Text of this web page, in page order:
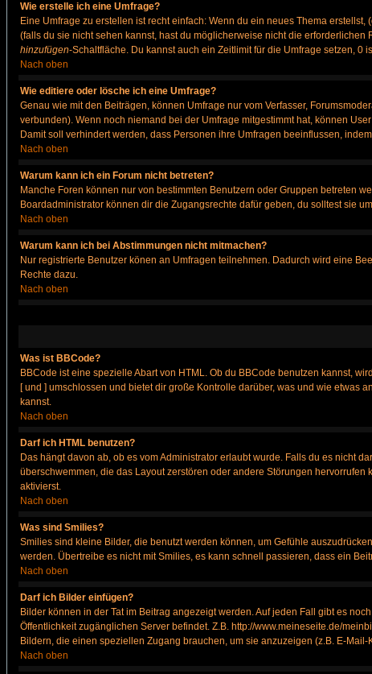
Wie erstelle ich eine Umfrage?
Eine Umfrage zu erstellen ist recht einfach: Wenn du ein neues Thema
(falls du sie nicht sehen kannst, hast du möglicherweise nicht die
hinzufügen-Schaltfläche. Du kannst auch ein Zeitlimit für die Umfrage setzen, 0
Nach oben
Wie editiere oder lösche ich eine Umfrage?
Genau wie mit den Beiträgen, können Umfrage nur vom Verfasser,
verbunden). Wenn noch niemand bei der Umfrage mitgestimmt hat, können
Damit soll verhindert werden, dass Personen ihre Umfragen beeinflussen,
Nach oben
Warum kann ich ein Forum nicht betreten?
Manche Foren können nur von bestimmten Benutzern oder Gruppen betreten
Boardadministrator können dir die Zugangsrechte dafür geben, du solltest sie
Nach oben
Warum kann ich bei Abstimmungen nicht mitmachen?
Nur registrierte Benutzer könen an Umfragen teilnehmen. Dadurch wird eine
Rechte dazu.
Nach oben
Was ist BBCode?
BBCode ist eine spezielle Abart von HTML. Ob du BBCode benutzen kannst,
[ und ] umschlossen und bietet dir große Kontrolle darüber, was und wie etwas
kannst.
Nach oben
Darf ich HTML benutzen?
Das hängt davon ab, ob es vom Administrator erlaubt wurde. Falls du es nicht
überschwemmen, die das Layout zerstören oder andere Störungen
aktivierst.
Nach oben
Was sind Smilies?
Smilies sind kleine Bilder, die benutzt werden können, um Gefühle
werden. Übertreibe es nicht mit Smilies, es kann schnell passieren, dass ein
Nach oben
Darf ich Bilder einfügen?
Bilder können in der Tat im Beitrag angezeigt werden. Auf jeden Fall gibt es
Öffentlichkeit zugänglichen Server befindet. Z.B. http://www.meineseite.de/
Bildern, die einen speziellen Zugang brauchen, um sie anzuzeigen (z.B. E-
Nach oben